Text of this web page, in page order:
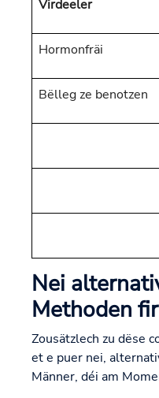
Virdeeler
Hormonfräi
Bëlleg ze benotzen
Nei
Methoden
Zousätzlech zu dëse
et e puer nei,
Männer, déi am